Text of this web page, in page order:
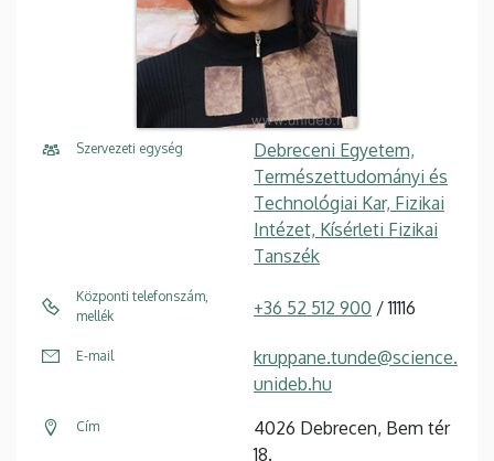
Szervezeti egység
Debreceni Egyetem,
Természettudományi és
Technológiai Kar, Fizikai
Intézet, Kísérleti Fizikai
Tanszék
Központi telefonszám,
mellék
+36 52 512 900 / 11116
E-mail
kruppane.tunde@science.
unideb.hu
Cím
4026 Debrecen, Bem tér
18.